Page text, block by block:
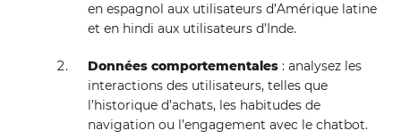
en espagnol aux utilisateurs d’Amérique latine
et en hindi aux utilisateurs d’Inde.
Données comportementales : analysez les
interactions des utilisateurs, telles que
l’historique d’achats, les habitudes de
navigation ou l’engagement avec le chatbot.